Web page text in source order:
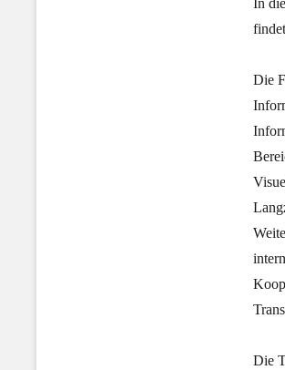
In
Die
Die